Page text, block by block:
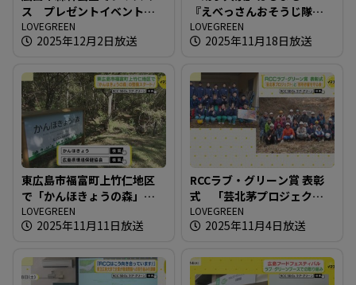
ス プレゼントイベント開
催
LOVEGREEN
2025年12月2日放送
『えべっさんおそうじ隊』
も出動！
LOVEGREEN
2025年11月18日放送
東広島市福富町上竹仁地区
で「かんほきょうの森」の
整備スタート！
LOVEGREEN
2025年11月11日放送
RCCラブ・グリーン賞 表彰
式 「芸北茅プロジェク
ト」と「別所砂留を守る
会」
LOVEGREEN
2025年11月4日放送